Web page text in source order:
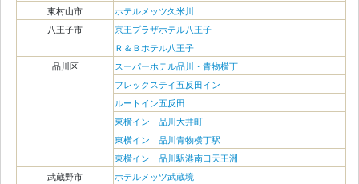
東村山市
ホテルメッツ久米川
八王子市
京王プラザホテル八王子
Ｒ＆Ｂホテル八王子
品川区
スーパーホテル品川・青物横丁
フレックステイ五反田イン
ルートイン五反田
東横イン 品川大井町
東横イン 品川青物横丁駅
東横イン 品川駅港南口天王洲
武蔵野市
ホテルメッツ武蔵境